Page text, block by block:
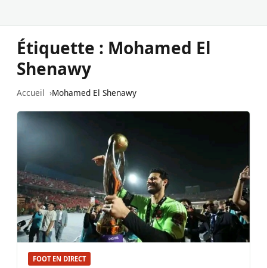
Étiquette : Mohamed El
Shenawy
Accueil Mohamed El Shenawy
FOOT EN DIRECT